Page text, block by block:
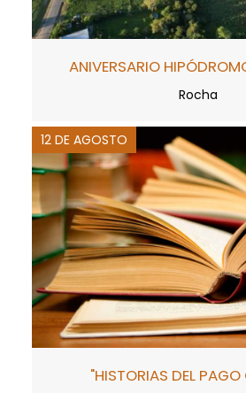
ANIVERSARIO
Rocha
12 DE AGOSTO
"HISTORIAS DEL PAGO